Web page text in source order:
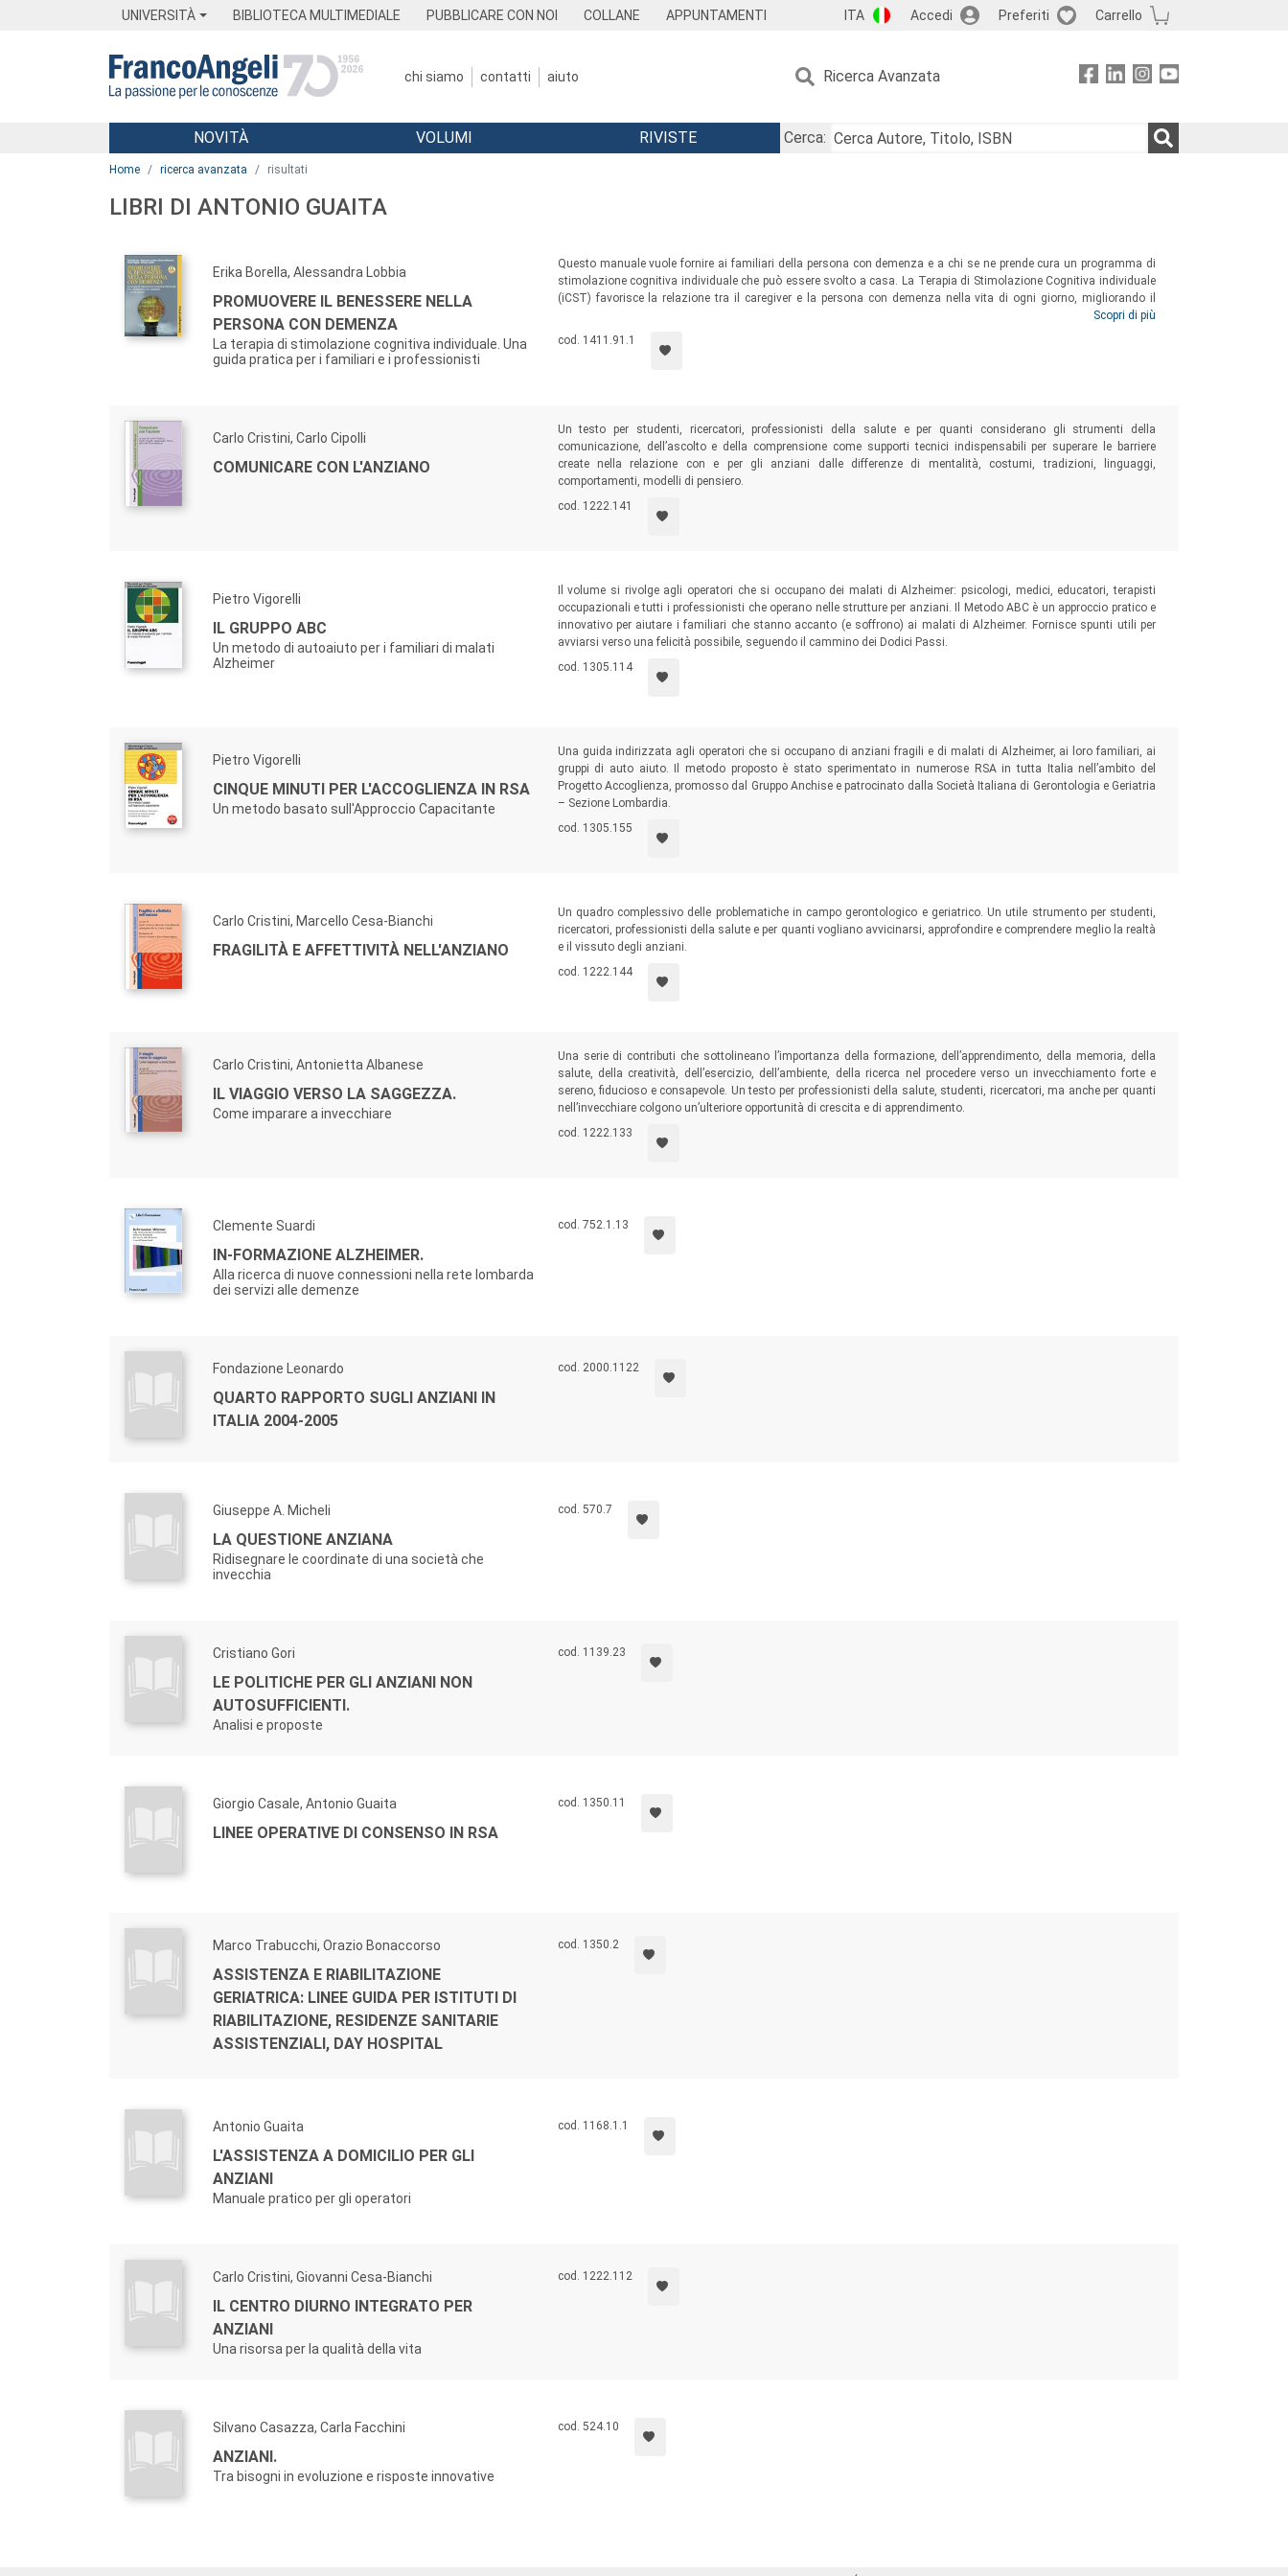
UNIVERSITÀ BIBLIOTECA MULTIMEDIALE PUBBLICARE CON NOI COLLANE APPUNTAMENTI ITA Accedi Preferiti Carrello
chi siamo contatti aiuto Ricerca Avanzata
Menu
NOVITÀ VOLUMI RIVISTE
Cerca:
Home ricerca avanzata risultati
LIBRI DI ANTONIO GUAITA
Erika Borella, Alessandra Lobbia
PROMUOVERE IL BENESSERE NELLA
PERSONA CON DEMENZA
La terapia di stimolazione cognitiva individuale. Una
guida pratica per i familiari e i professionisti
Questo manuale vuole fornire ai familiari della persona con demenza e a chi se ne prende cura un programma di
stimolazione cognitiva individuale che può essere svolto a casa. La Terapia di Stimolazione Cognitiva individuale
(iCST) favorisce la relazione tra il caregiver e la persona con demenza nella vita di ogni giorno, migliorando il
benessere del caregiver stesso. Ad oggi è l’unico trattamento con basi scientifiche ed evidenze di efficacia che
promuove la qualità di vita della persona con demenza e di chi se ne prende cura.
Scopri di più
cod. 1411.91.1
Carlo Cristini, Carlo Cipolli
COMUNICARE CON L'ANZIANO
Un testo per studenti, ricercatori, professionisti della salute e per quanti considerano gli strumenti della
comunicazione, dell’ascolto e della comprensione come supporti tecnici indispensabili per superare le barriere
create nella relazione con e per gli anziani dalle differenze di mentalità, costumi, tradizioni, linguaggi,
comportamenti, modelli di pensiero.
cod. 1222.141
Pietro Vigorelli
IL GRUPPO ABC
Un metodo di autoaiuto per i familiari di malati
Alzheimer
Il volume si rivolge agli operatori che si occupano dei malati di Alzheimer: psicologi, medici, educatori, terapisti
occupazionali e tutti i professionisti che operano nelle strutture per anziani. Il Metodo ABC è un approccio pratico e
innovativo per aiutare i familiari che stanno accanto (e soffrono) ai malati di Alzheimer. Fornisce spunti utili per
avviarsi verso una felicità possibile, seguendo il cammino dei Dodici Passi.
cod. 1305.114
Pietro Vigorelli
CINQUE MINUTI PER L'ACCOGLIENZA IN RSA
Un metodo basato sull'Approccio Capacitante
Una guida indirizzata agli operatori che si occupano di anziani fragili e di malati di Alzheimer, ai loro familiari, ai
gruppi di auto aiuto. Il metodo proposto è stato sperimentato in numerose RSA in tutta Italia nell’ambito del
Progetto Accoglienza, promosso dal Gruppo Anchise e patrocinato dalla Società Italiana di Gerontologia e Geriatria
– Sezione Lombardia.
cod. 1305.155
Carlo Cristini, Marcello Cesa-Bianchi
FRAGILITÀ E AFFETTIVITÀ NELL'ANZIANO
Un quadro complessivo delle problematiche in campo gerontologico e geriatrico. Un utile strumento per studenti,
ricercatori, professionisti della salute e per quanti vogliano avvicinarsi, approfondire e comprendere meglio la realtà
e il vissuto degli anziani.
cod. 1222.144
Carlo Cristini, Antonietta Albanese
IL VIAGGIO VERSO LA SAGGEZZA.
Come imparare a invecchiare
Una serie di contributi che sottolineano l’importanza della formazione, dell’apprendimento, della memoria, della
salute, della creatività, dell’esercizio, dell’ambiente, della ricerca nel procedere verso un invecchiamento forte e
sereno, fiducioso e consapevole. Un testo per professionisti della salute, studenti, ricercatori, ma anche per quanti
nell’invecchiare colgono un’ulteriore opportunità di crescita e di apprendimento.
cod. 1222.133
Clemente Suardi
IN-FORMAZIONE ALZHEIMER.
Alla ricerca di nuove connessioni nella rete lombarda
dei servizi alle demenze
cod. 752.1.13
Fondazione Leonardo
QUARTO RAPPORTO SUGLI ANZIANI IN
ITALIA 2004-2005
cod. 2000.1122
Giuseppe A. Micheli
LA QUESTIONE ANZIANA
Ridisegnare le coordinate di una società che
invecchia
cod. 570.7
Cristiano Gori
LE POLITICHE PER GLI ANZIANI NON
AUTOSUFFICIENTI.
Analisi e proposte
cod. 1139.23
Giorgio Casale, Antonio Guaita
LINEE OPERATIVE DI CONSENSO IN RSA
cod. 1350.11
Marco Trabucchi, Orazio Bonaccorso
ASSISTENZA E RIABILITAZIONE
GERIATRICA: LINEE GUIDA PER ISTITUTI DI
RIABILITAZIONE, RESIDENZE SANITARIE
ASSISTENZIALI, DAY HOSPITAL
cod. 1350.2
Antonio Guaita
L'ASSISTENZA A DOMICILIO PER GLI
ANZIANI
Manuale pratico per gli operatori
cod. 1168.1.1
Carlo Cristini, Giovanni Cesa-Bianchi
IL CENTRO DIURNO INTEGRATO PER
ANZIANI
Una risorsa per la qualità della vita
cod. 1222.112
Silvano Casazza, Carla Facchini
ANZIANI.
Tra bisogni in evoluzione e risposte innovative
cod. 524.10